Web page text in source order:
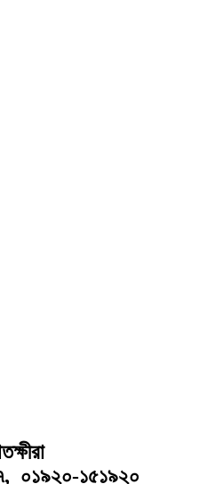
০১৯২০-১৫১৯২০